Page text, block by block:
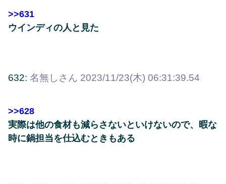
>>631
ウインディの人と見た
632: 名無しさん 2023/11/23(木) 06:31:39.54
>>628
実際は他の食材も減らさないといけないので、暇な
時に鍋担当を仕込むときもある